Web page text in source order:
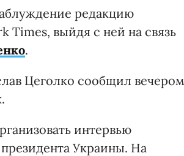
редакцию
Times, выйдя с ней на связь
.
Цеголко сообщил вечером
интервью
Украины. На